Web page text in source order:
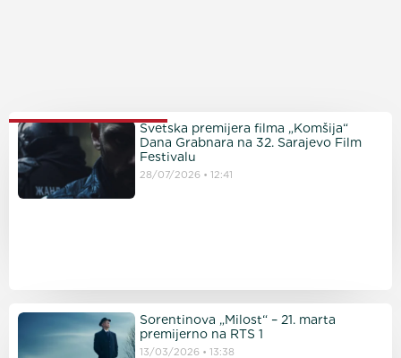
PROČITAJTE JOŠSvetska premijera filma „Komšija“
Dana Grabnara na 32. Sarajevo Film
Festivalu
28/07/2026 12:41
Sorentinova „Milost“ – 21. marta
premijerno na RTS 1
13/03/2026 13:38